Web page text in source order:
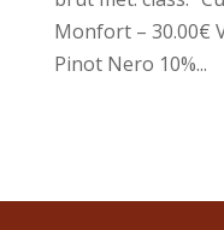
Monfort – 30.00€
Pinot Nero 10%...